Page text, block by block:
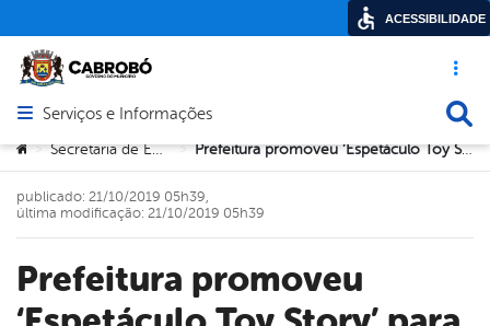
Acesso
Abrir menu principal de navegação
Serviços e Informações
Você está aqui:
> Secretaria de Educação > Prefeitura promoveu ‘Espetáculo Toy Story’ para comemorar o dia das Crianças em Cabrobó
Prefeitura promoveu
publicado: 21/10/2019 05h39,
última modificação: 21/10/2019 05h39
ACESSIBILIDADE